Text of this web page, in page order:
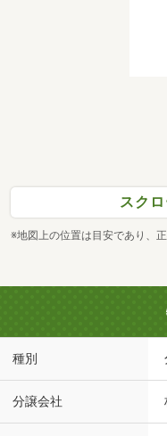
スク
※地図上の位置は目安であり、
種別
分譲会社